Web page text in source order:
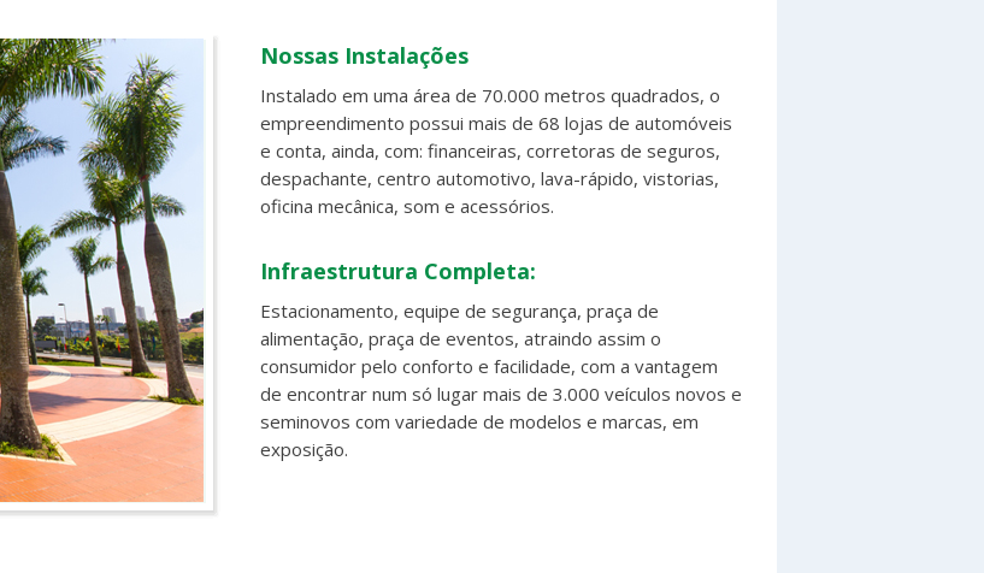
Nossas Instalações
Instalado em uma área de 70.000 metros quadrados, o
empreendimento possui mais de 68 lojas de automóveis
e conta, ainda, com: financeiras, corretoras de seguros,
despachante, centro automotivo, lava-rápido, vistorias,
oficina mecânica, som e acessórios.
Infraestrutura Completa:
Estacionamento, equipe de segurança, praça de
alimentação, praça de eventos, atraindo assim o
consumidor pelo conforto e facilidade, com a vantagem
de encontrar num só lugar mais de 3.000 veículos novos e
seminovos com variedade de modelos e marcas, em
exposição.